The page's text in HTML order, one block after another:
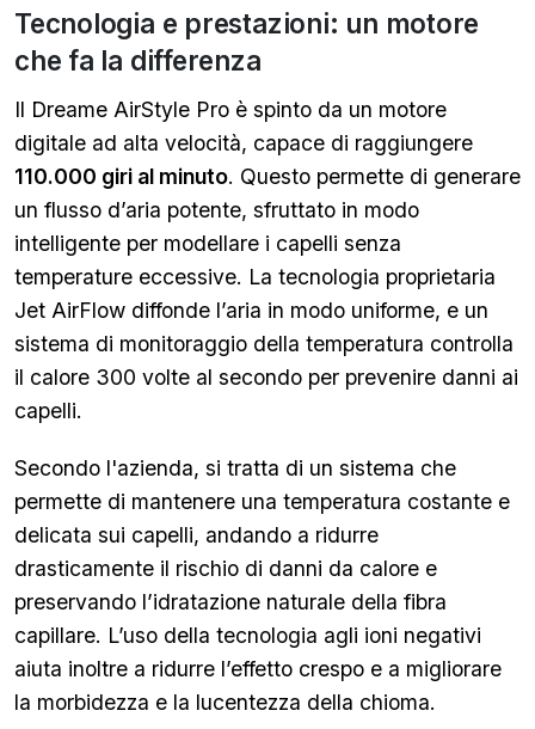
Tecnologia e prestazioni: un motore
che fa la differenza
Il Dreame AirStyle Pro è spinto da un motore
digitale ad alta velocità, capace di raggiungere
110.000 giri al minuto. Questo permette di generare
un flusso d’aria potente, sfruttato in modo
intelligente per modellare i capelli senza
temperature eccessive. La tecnologia proprietaria
Jet AirFlow diffonde l’aria in modo uniforme, e un
sistema di monitoraggio della temperatura controlla
il calore 300 volte al secondo per prevenire danni ai
capelli.
Secondo l'azienda, si tratta di un sistema che
permette di mantenere una temperatura costante e
delicata sui capelli, andando a ridurre
drasticamente il rischio di danni da calore e
preservando l’idratazione naturale della fibra
capillare. L’uso della tecnologia agli ioni negativi
aiuta inoltre a ridurre l’effetto crespo e a migliorare
la morbidezza e la lucentezza della chioma.